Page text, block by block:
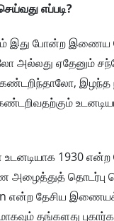
எப்படி?
இது போன்ற இணைய
ஏதேனும்
இழந்த
உடனடியாக 1930
அழைத்துத் தொடர்பு
என்ற தேசிய இணையக்
தங்களது